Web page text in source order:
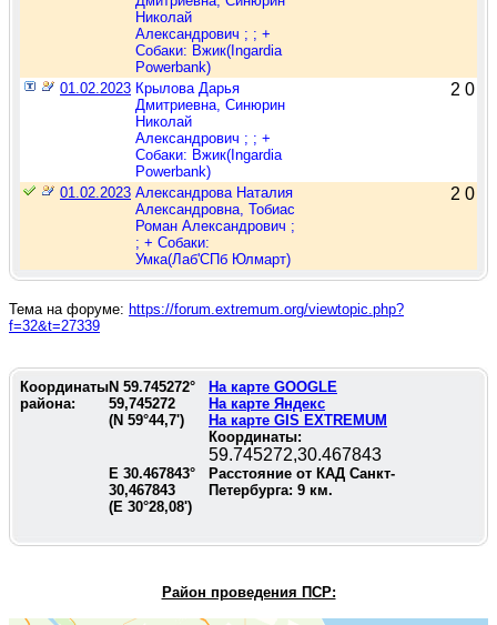
Николай
Александрович ; ; +
Собаки: Вжик(Ingardia
Powerbank)
01.02.2023 Крылова Дарья
Дмитриевна, Синюрин
Николай
Александрович ; ; +
Собаки: Вжик(Ingardia
Powerbank)
2 0
01.02.2023 Александрова Наталия
Александровна, Тобиас
Роман Александрович ;
; + Собаки:
Умка(Лаб'СПб Юлмарт)
2 0
Тема на форуме: https://forum.extremum.org/viewtopic.php?
f=32&t=27339
Координаты
района:
N 59.745272°
59,745272
(N 59°44,7')
На карте GOOGLE
На карте Яндекс
На карте GIS EXTREMUM
Координаты:
59.745272,30.467843
E 30.467843°
30,467843
(E 30°28,08')
Расстояние от КАД Санкт-
Петербурга: 9 км.
Район проведения ПСР: